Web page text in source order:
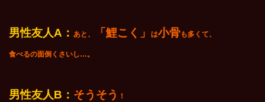
男性友人A： あと、 「鯉こく」 は小骨も多くて、
食べるの面倒くさいし…。
男性友人B： そうそう ！